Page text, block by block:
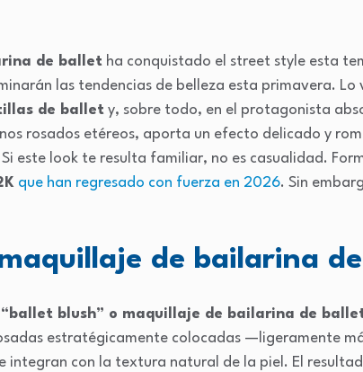
de ballet ha conquistado el street style esta
las tendencias de belleza esta primavera. Lo
de ballet y, sobre todo, en el protagonista
rosados etéreos, aporta un efecto delicado y
este look te resulta familiar, no es casualidad.
que han regresado con fuerza en 2026. Sin
de bailarina
blush” o maquillaje de bailarina de
estratégicamente colocadas —ligeramente
integran con la textura natural de la piel. El